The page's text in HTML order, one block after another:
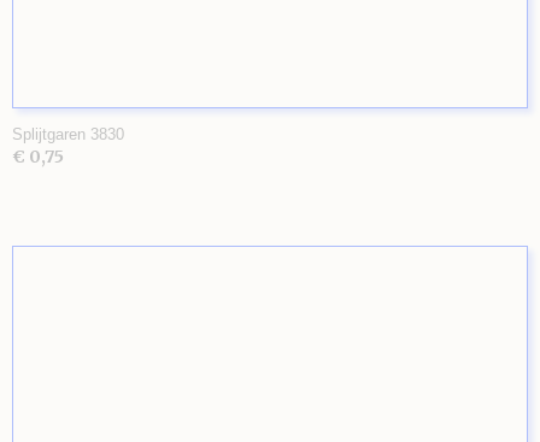
Splijtgaren 3830
€ 0,75